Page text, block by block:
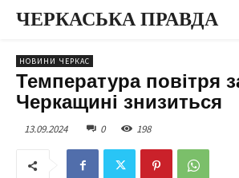
ЧЕРКАСЬКА ПРАВДА
НОВИНИ ЧЕРКАС
Температура повітря
Черкащині знизиться
13.09.2024 0 198